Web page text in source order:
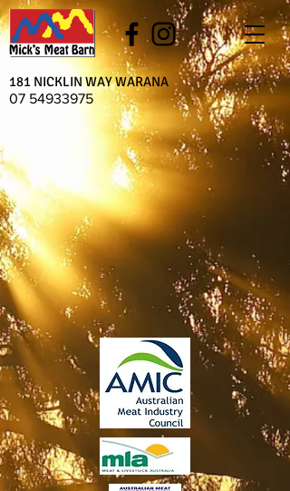
181 NICKLIN WAY WARANA
07 54933975